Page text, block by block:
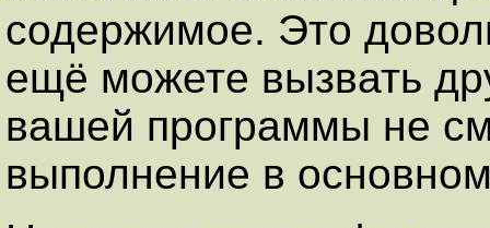
содержимое. Это
ещё можете вызвать
вашей программы не
выполнение в